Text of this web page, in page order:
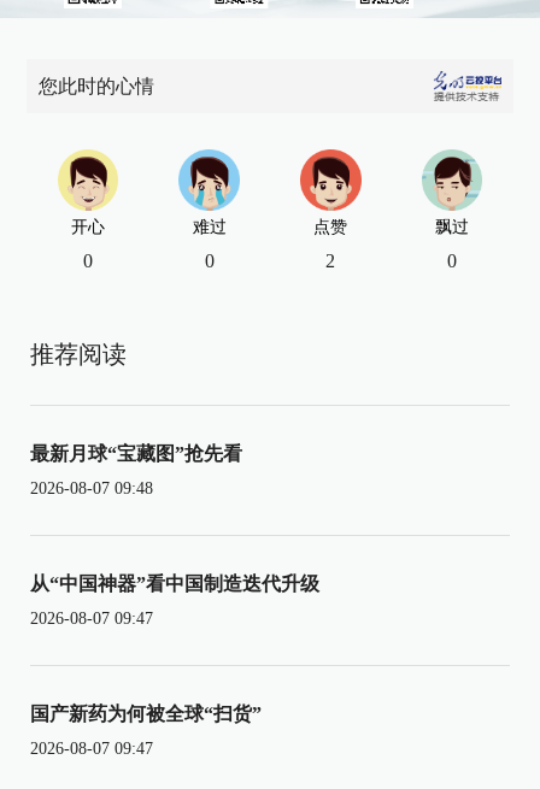
您此时的心情
开心
0
难过
0
点赞
2
飘过
0
推荐阅读
最新月球“宝藏图”抢先看
2026-08-07 09:48
从“中国神器”看中国制造迭代升级
2026-08-07 09:47
国产新药为何被全球“扫货”
2026-08-07 09:47